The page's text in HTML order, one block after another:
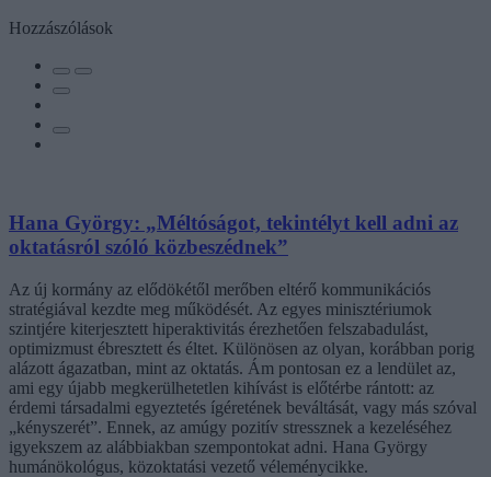
Hozzászólások
Hana György: „Méltóságot, tekintélyt kell adni az
oktatásról szóló közbeszédnek”
Az új kormány az elődökétől merőben eltérő kommunikációs
stratégiával kezdte meg működését. Az egyes minisztériumok
szintjére kiterjesztett hiperaktivitás érezhetően felszabadulást,
optimizmust ébresztett és éltet. Különösen az olyan, korábban porig
alázott ágazatban, mint az oktatás. Ám pontosan ez a lendület az,
ami egy újabb megkerülhetetlen kihívást is előtérbe rántott: az
érdemi társadalmi egyeztetés ígéretének beváltását, vagy más szóval
„kényszerét”. Ennek, az amúgy pozitív stressznek a kezeléséhez
igyekszem az alábbiakban szempontokat adni. Hana György
humánökológus, közoktatási vezető véleménycikke.